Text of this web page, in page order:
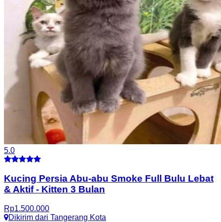
5.0
Kucing Persia Abu-abu Smoke Full Bulu Lebat
& Aktif- Kitten 3 Bulan
Rp1.500.000
Dikirim dari Tangerang Kota